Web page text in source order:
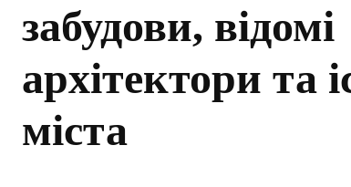
забудови, відомі
архітектори та
міста